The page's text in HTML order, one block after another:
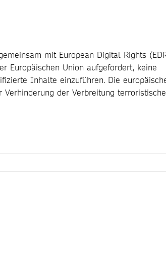
mit European Digital Rights
Europäischen Union aufgefordert, keine
Inhalte einzuführen. Die
der Verbreitung